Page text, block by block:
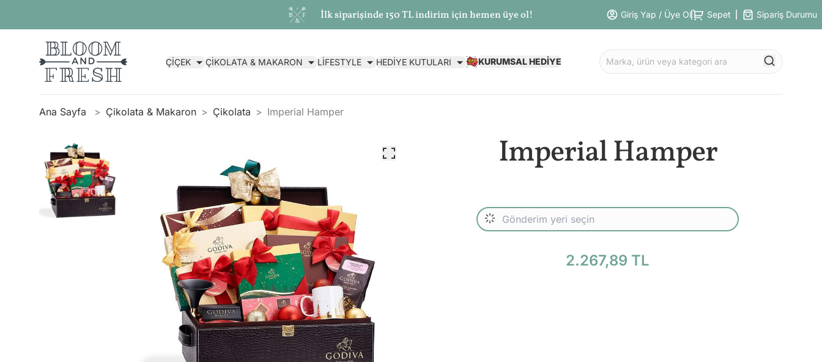
İlk siparişinde 150 TL indirim için hemen üye ol! Giriş Yap / Üye Ol Sepet Sipariş Durumu
ÇİÇEK ÇİKOLATA & MAKARON LİFESTYLE HEDİYE KUTULARI KURUMSAL HEDİYE
Ana Sayfa Çikolata & Makaron Çikolata Imperial Hamper
Imperial Hamper
2.267,89 TL